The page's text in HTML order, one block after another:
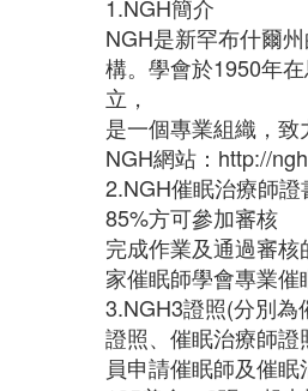
1.NGH簡介
NGH是新罕布什爾
構。學會於1950年
立，
是一個專業組織，致
NGH網站：http://
2.NGH催眠治療師
85%方可參加審核
完成作業及通過審
家催眠師學會專業催
3.NGH3證照(分別為
證照、催眠治療師
員申請催眠師及催